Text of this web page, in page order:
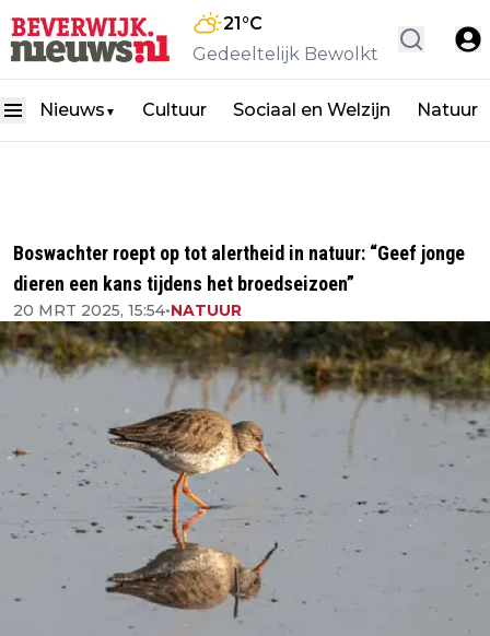
21°C
Gedeeltelijk Bewolkt
Nieuws ▼ Cultuur Sociaal en Welzijn Natuur
Boswachter roept op tot alertheid in natuur: “Geef jonge
dieren een kans tijdens het broedseizoen”
20 MRT 2025, 15:54•NATUUR